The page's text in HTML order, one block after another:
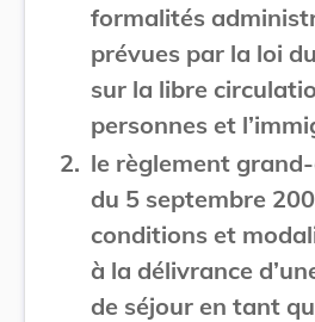
formalités
prévues par la loi
sur la libre
personnes et
2. le règlement
du 5 septembre
conditions et
à la délivrance
de séjour en tant